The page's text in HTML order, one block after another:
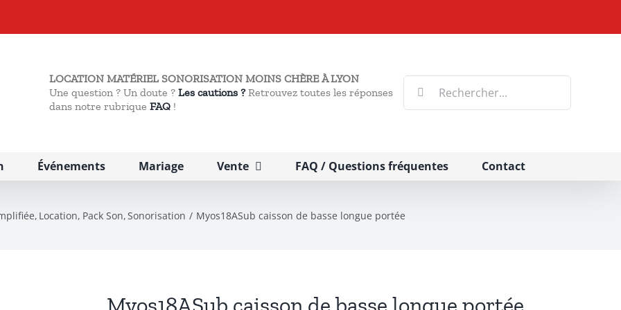
LOCATION MATÉRIEL SONORISATION MOINS CHÈRE À LYON
Une question ? Un doute ? Les cautions ?Retrouvez toutes les réponses
dans notre rubrique FAQ !
Rechercher:
Événements Mariage Vente FAQ / Questions fréquentes Contact
Location Pack Son Sonorisation Myos18ASub caisson de basse longue portée